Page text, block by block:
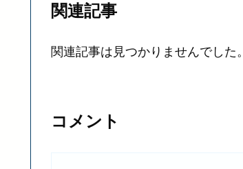
関連記事
関連記事は見つかりませんでした。
コメント